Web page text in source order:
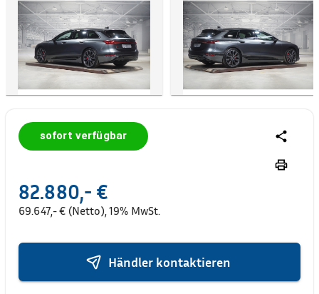
sofort verfügbar
82.880,- €
69.647,- € (Netto), 19% MwSt.
Händler kontaktieren